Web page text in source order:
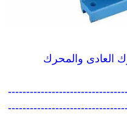
العادى والمحرك